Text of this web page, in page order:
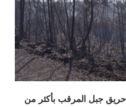
جبل المرقب بأكثر من